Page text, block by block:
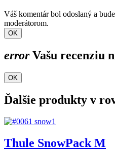
Váš komentár bol odoslaný a
moderátorom.
OK
errorVašu recenziu
OK
Ďalšie produkty v
Thule SnowPack M